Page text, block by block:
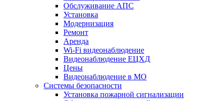
Обслуживание АПС
Установка
Модернизация
Ремонт
Аренда
Wi-Fi видеонаблюдение
Видеонаблюдение ЕЦХД
Цены
Видеонаблюдение в МО
Системы безопасности
Установка пожарной сигнализации